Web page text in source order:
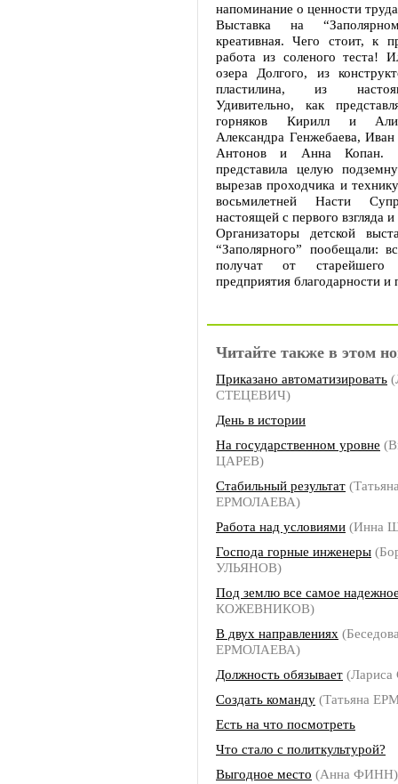
напоминание о ценности
Выставка на
креативная. Чего стоит, к
работа из соленого теста!
озера Долгого, из
пластилина, из
Удивительно, как
горняков Кирилл и
Александра Генжебаева,
Антонов и Анна Копан.
представила целую
вырезав проходчика и
восьмилетней Насти
настоящей с первого взгляда
Организаторы детской
“Заполярного” пообещали:
получат от
предприятия благодарности и
Читайте также в этом
Приказано автоматизировать
СТЕЦЕВИЧ)
День в истории
На государственном уровне
ЦАРЕВ)
Стабильный результат
ЕРМОЛАЕВА)
Работа над условиями (Инна
Господа горные инженеры
УЛЬЯНОВ)
Под землю все самое
КОЖЕВНИКОВ)
В двух направлениях
ЕРМОЛАЕВА)
Должность обязывает
Создать команду (Татьяна
Есть на что посмотреть
Что стало с политкультурой?
Выгодное место (Анна ФИНН)